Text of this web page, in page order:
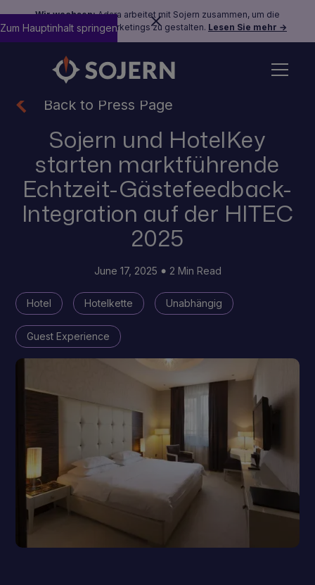
Wir wachsen:Adara arbeitet mit Sojern zusammen, um die
Zukunft des Reisemarketings zu gestalten. Lesen Sie mehr →
Zum Hauptinhalt springen
Back to Press Page
Sojern und HotelKey
starten marktführende
Echtzeit-Gästefeedback-
Integration auf der HITEC
2025
June 17, 2025 2 Min Read
Hotel Hotelkette Unabhängig
Guest Experience